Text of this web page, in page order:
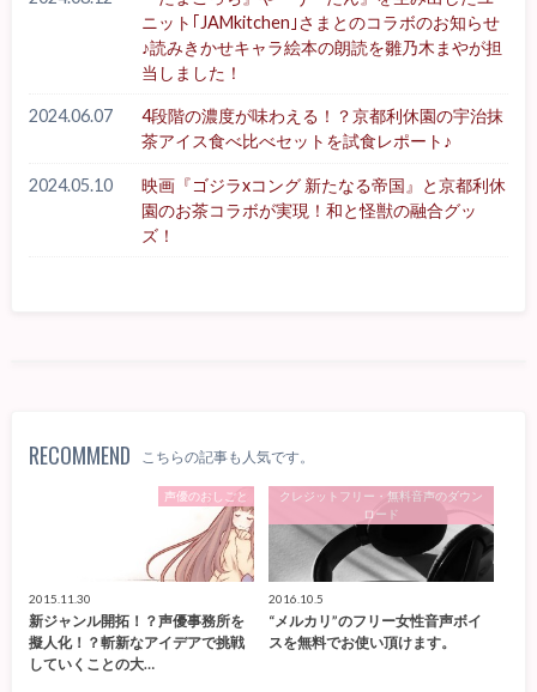
ニット｢JAMkitchen｣さまとのコラボのお知らせ
♪読みきかせキャラ絵本の朗読を雛乃木まやが担
当しました！
2024.06.07
4段階の濃度が味わえる！？京都利休園の宇治抹
茶アイス食べ比べセットを試食レポート♪
2024.05.10
映画『ゴジラxコング 新たなる帝国』と京都利休
園のお茶コラボが実現！和と怪獣の融合グッ
ズ！
RECOMMEND こちらの記事も人気です。
声優のおしごと
2015.11.30
新ジャンル開拓！？声優事務所を
擬人化！？斬新なアイデアで挑戦
していくことの大…
クレジットフリー・無料音声のダウン
ロード
2016.10.5
“メルカリ”のフリー女性音声ボイ
スを無料でお使い頂けます。